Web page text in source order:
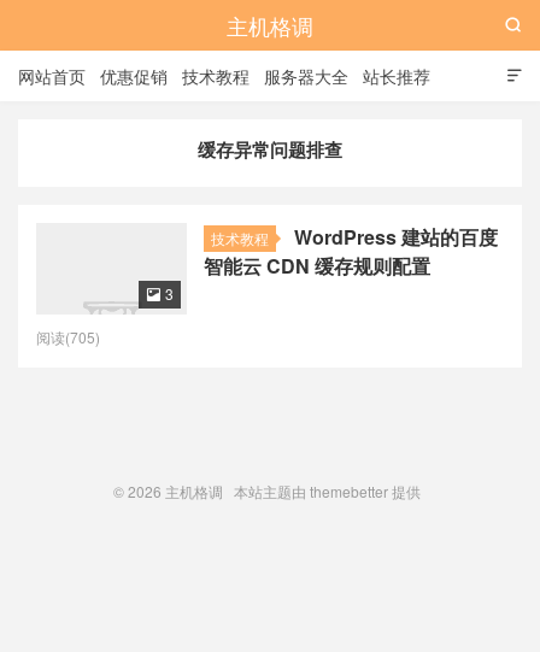
主机格调

网站首页 优惠促销 技术教程 服务器大全 站长推荐

缓存异常问题排查
技术教程
WordPress 建站的百度
智能云 CDN 缓存规则配置
 3
阅读(705)
© 2026 主机格调 本站主题由 themebetter提供